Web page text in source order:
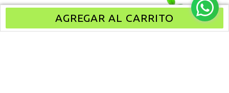
AGREGAR AL CARRITO